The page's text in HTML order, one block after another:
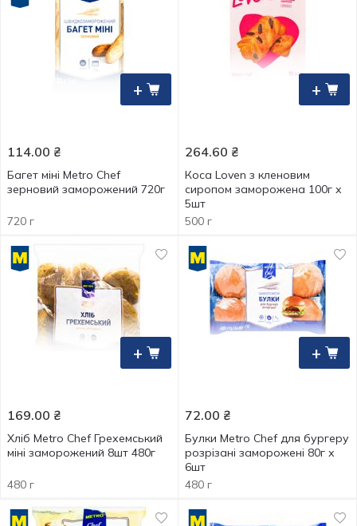
+
114.00 ₴
Багет міні Metro Chef
зерновий заморожений 720г
720 г
+
264.60 ₴
Коса Loven з кленовим
сиропом заморожена 100г х
5шт
500 г
+
169.00 ₴
Хліб Metro Chef Грехемський
міні заморожений 8шт 480г
480 г
+
72.00 ₴
Булки Metro Chef для бургеру
розрізані заморожені 80г х
6шт
480 г